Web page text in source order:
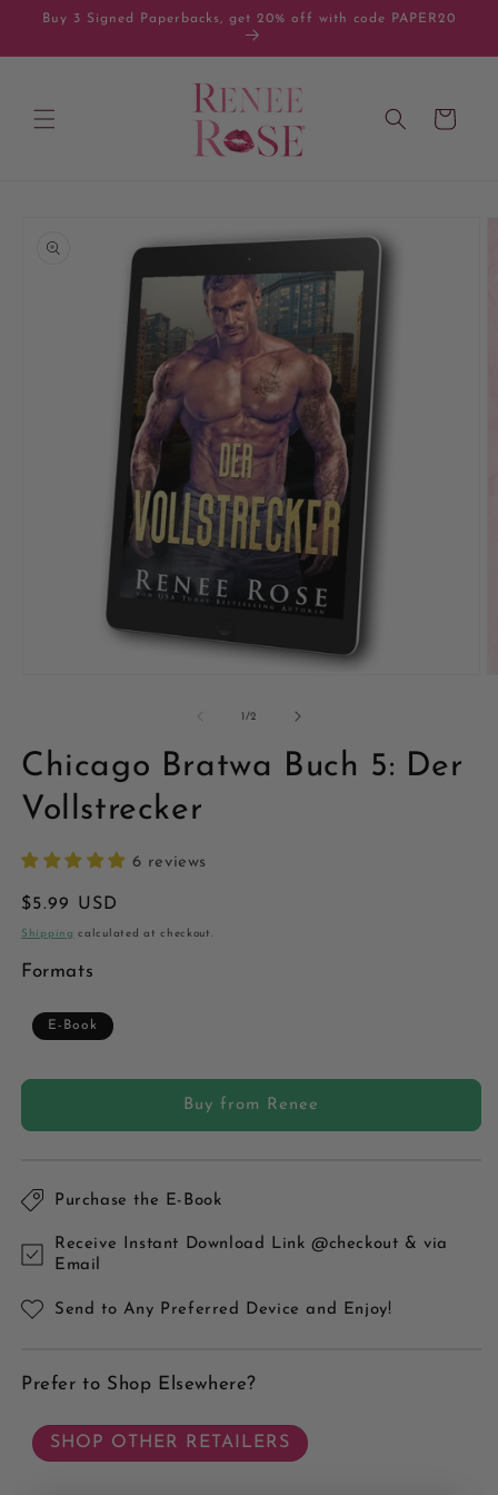
Skip to
Buy 3 Signed Paperbacks, get 20% off with code PAPER20
Cart
information
modal
/of
2
Chicago Bratwa Buch 5: Der
Vollstrecker
6 reviews
Regular
price
$5.99 USD
Shipping calculated at checkout.
Formats
E-Book
Buy from Renee
Purchase the E-Book
Receive Instant Download Link @checkout & via
Email
Send to Any Preferred Device and Enjoy!
Prefer to Shop Elsewhere?
SHOP OTHER RETAILERS